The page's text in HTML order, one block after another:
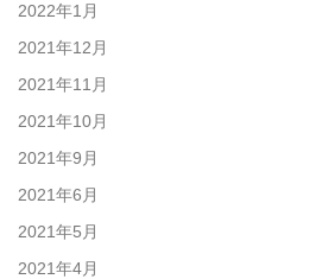
2022年1月
2021年12月
2021年11月
2021年10月
2021年9月
2021年6月
2021年5月
2021年4月